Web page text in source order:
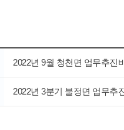
2022년 9월 청천면 업무추진
2022년 3분기 불정면 업무추